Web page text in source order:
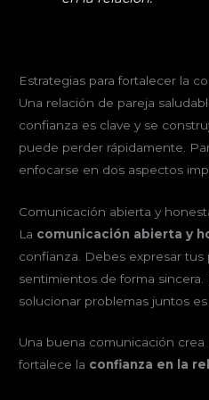
Estrategias para fortalecer la
Una relación de pareja
confianza es clave y se
puede perder rápidamente.
enfocarse en dos aspectos
Comunicación abierta y
La comunicación abierta y
confianza. Debes expresar tus
sentimientos de forma sincera.
solucionar problemas juntos es
Una buena comunicación
fortalece la confianza en la